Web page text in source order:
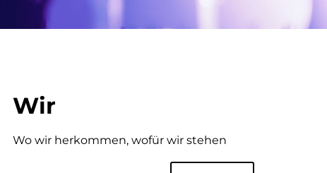
Wir
Wo wir herkommen, wofür wir stehen